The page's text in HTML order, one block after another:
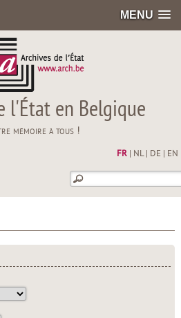
MENU
l'État en Belgique
mémoire à tous !
FR| NL| DE EN